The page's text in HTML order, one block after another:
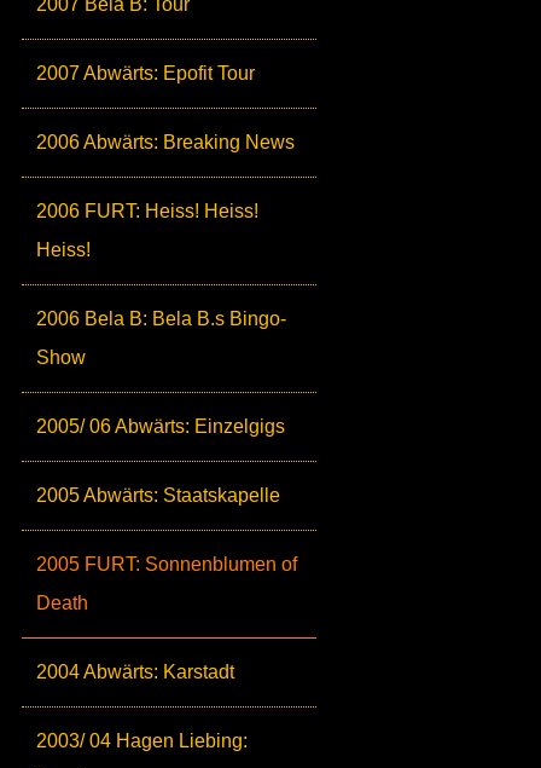
2007 Bela B: Tour
2007 Abwärts: Epofit Tour
2006 Abwärts: Breaking News
2006 FURT: Heiss! Heiss!
Heiss!
2006 Bela B: Bela B.s Bingo-
Show
2005/ 06 Abwärts: Einzelgigs
2005 Abwärts: Staatskapelle
2005 FURT: Sonnenblumen of
Death
2004 Abwärts: Karstadt
2003/ 04 Hagen Liebing: